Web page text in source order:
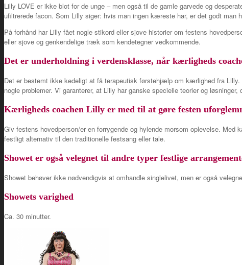
Lilly LOVE er ikke blot for de unge – men også til de gamle garvede og
ufiltrerede facon. Som Lilly siger: hvis man ingen kæreste har, er det godt man
På forhånd har Lilly fået nogle stikord eller sjove historier om festens
eller sjove og genkendelige træk som kendetegner vedkommende.
Det er underholdning i verdensklasse, når kærligheds
Det er bestemt ikke kedeligt at få terapeutisk førstehjælp om kærlighed fra
nogle problemer. Vi garanterer, at Lilly har ganske specielle teorier og
Kærligheds coachen Lilly er med til at gøre festen
Giv festens hovedperson/er en forrygende og hylende morsom oplevelse.
festligt alternativ til den traditionelle festsang eller tale.
Showet er også velegnet til andre typer festlige
Showet behøver ikke nødvendigvis at omhandle singlelivet, men er også
Showets varighed
Ca. 30 minutter.